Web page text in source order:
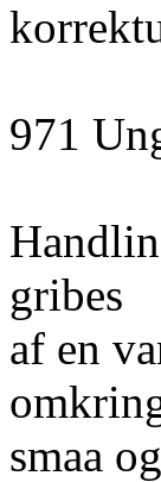
971
gribes
af en
smaa og